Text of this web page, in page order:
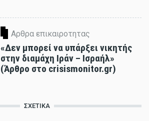
Αρθρα επικαιροτητας
«Δεν μπορεί να υπάρξει νικητής
στην διαμάχη Ιράν – Ισραήλ»
(Άρθρο στο crisismonitor.gr)
ΣΧΕΤΙΚΑ